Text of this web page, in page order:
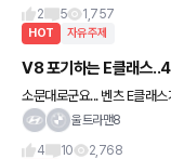
2
5 1,757
HOT 자유주제
V8 포기하는 E클래스
소문대로군요... 벤츠 E클래스가 고성능 AMG 라인업을 V8 대신 4
기통 플러그인 하이브리드가 들어가네요.. 4기
울트라맨8
4
10 2,768